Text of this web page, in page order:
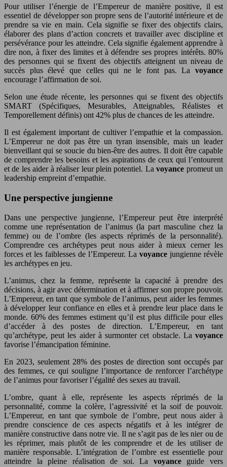
Pour utiliser l’énergie de l’Empereur de manière positive, il est
essentiel de développer son propre sens de l’autorité intérieure et de
prendre sa vie en main. Cela signifie se fixer des objectifs clairs,
élaborer des plans d’action concrets et travailler avec discipline et
persévérance pour les atteindre. Cela signifie également apprendre à
dire non, à fixer des limites et à défendre ses propres intérêts. 80%
des personnes qui se fixent des objectifs atteignent un niveau de
succès plus élevé que celles qui ne le font pas. La voyance
encourage l’affirmation de soi.
Selon une étude récente, les personnes qui se fixent des objectifs
SMART (Spécifiques, Mesurables, Atteignables, Réalistes et
Temporellement définis) ont 42% plus de chances de les atteindre.
Il est également important de cultiver l’empathie et la compassion.
L’Empereur ne doit pas être un tyran insensible, mais un leader
bienveillant qui se soucie du bien-être des autres. Il doit être capable
de comprendre les besoins et les aspirations de ceux qui l’entourent
et de les aider à réaliser leur plein potentiel. Lavoyance promeut un
leadership empreint d’empathie.
Une perspective jungienne
Dans une perspective jungienne, l’Empereur peut être interprété
comme une représentation de l’animus (la part masculine chez la
femme) ou de l’ombre (les aspects réprimés de la personnalité).
Comprendre ces archétypes peut nous aider à mieux cerner les
forces et les faiblesses de l’Empereur. La voyance jungienne révèle
les archétypes en jeu.
L’animus, chez la femme, représente la capacité à prendre des
décisions, à agir avec détermination et à affirmer son propre pouvoir.
L’Empereur, en tant que symbole de l’animus, peut aider les femmes
à développer leur confiance en elles et à prendre leur place dans le
monde. 60% des femmes estiment qu’il est plus difficile pour elles
d’accéder à des postes de direction. L’Empereur, en tant
qu’archétype, peut les aider à surmonter cet obstacle. La voyance
favorise l’émancipation féminine.
En 2023, seulement 28% des postes de direction sont occupés par
des femmes, ce qui souligne l’importance de renforcer l’archétype
de l’animus pour favoriser l’égalité des sexes au travail.
L’ombre, quant à elle, représente les aspects réprimés de la
personnalité, comme la colère, l’agressivité et la soif de pouvoir.
L’Empereur, en tant que symbole de l’ombre, peut nous aider à
prendre conscience de ces aspects négatifs et à les intégrer de
manière constructive dans notre vie. Il ne s’agit pas de les nier ou de
les réprimer, mais plutôt de les comprendre et de les utiliser de
manière responsable. L’intégration de l’ombre est essentielle pour
atteindre la pleine réalisation de soi. La voyance guide vers